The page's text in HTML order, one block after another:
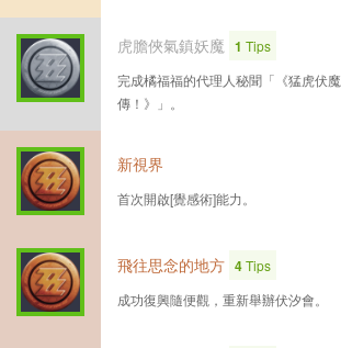
虎膽俠氣鎮妖魔 1 Tips
完成橘福福的代理人秘聞「《猛虎伏魔
傳！》」。
新視界
首次開啟[覺感術]能力。
飛往思念的地方 4Tips
成功復興隨便觀，重新舉辦伏汐會。